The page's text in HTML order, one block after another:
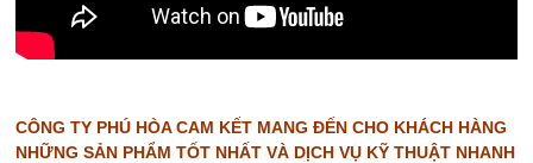
CÔNG TY PHÚ HÒA CAM KẾT MANG ĐẾN CHO KHÁCH HÀNG
NHỮNG SẢN PHẨM TỐT NHẤT VÀ DỊCH VỤ KỸ THUẬT NHANH